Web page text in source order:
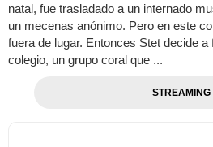
natal, fue trasladado a un internado
un mecenas anónimo. Pero en este
fuera de lugar. Entonces Stet decide
colegio, un grupo coral que ...
STREAMING